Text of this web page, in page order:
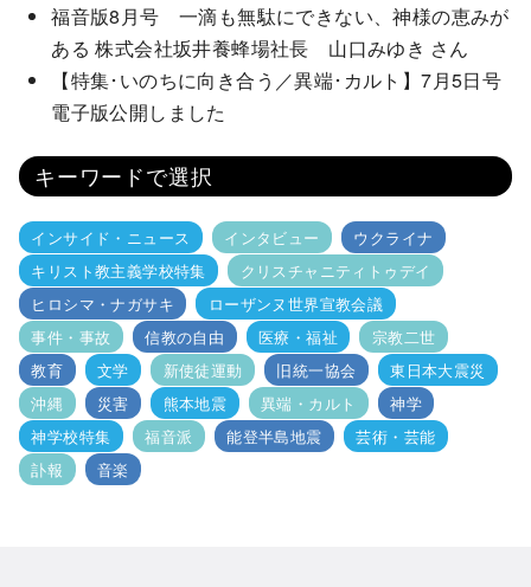
福音版8月号 一滴も無駄にできない、神様の恵みが
ある 株式会社坂井養蜂場社長 山口みゆき さん
【特集･いのちに向き合う／異端･カルト】7月5日号
電子版公開しました
キーワードで選択
インサイド・ニュース インタビュー
ウクライナ
キリスト教主義学校特集
クリスチャニティトゥデイ
ヒロシマ・ナガサキ
ローザンヌ世界宣教会議
事件・事故
信教の自由 医療・福祉
宗教二世
教育
文学 新使徒運動 旧統一協会
東日本大震災
沖縄
災害 熊本地震 異端・カルト
神学
神学校特集
福音派 能登半島地震
芸術・芸能
訃報
音楽